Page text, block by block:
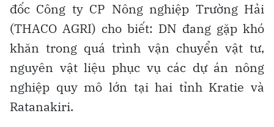
đốc Công ty CP Nông nghiệp Trường Hải
(THACO AGRI) cho biết: DN đang gặp khó
khăn trong quá trình vận chuyển vật tư,
nguyên vật liệu phục vụ các dự án nông
nghiệp quy mô lớn tại hai tỉnh Kratie và
Ratanakiri.